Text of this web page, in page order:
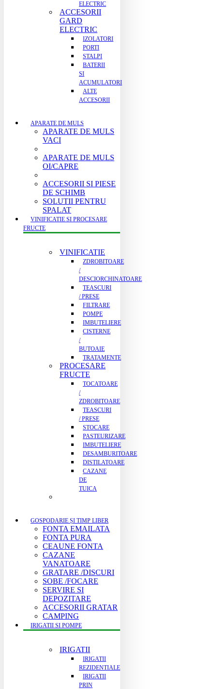
ELECTRIC
ACCESORII
GARD
ELECTRIC
IZOLATORI
PORTI
STALPI
BATERII
SI
ACUMULATORI
ALTE
ACCESORII
APARATE DE MULS
APARATE DE MULS
VACI
APARATE DE MULS
OI/CAPRE
ACCESORII SI PIESE
DE SCHIMB
SOLUTII PENTRU
SPALAT
VINIFICATIE SI PROCESARE
FRUCTE
VINIFICATIE
ZDROBITOARE
/
DESCIORCHINATOARE
TEASCURI
/ PRESE
FILTRARE
POMPE
IMBUTELIERE
CISTERNE
/
BUTOAIE
TRATAMENTE
PROCESARE
FRUCTE
TOCATOARE
/
ZDROBITOARE
TEASCURI
/ PRESE
STOCARE
PASTEURIZARE
IMBUTELIERE
DESAMBURITOARE
DISTILATOARE
CAZANE
DE
TUICA
GOSPODARIE ȘI TIMP LIBER
FONTA EMAILATA
FONTA PURA
CEAUNE FONTA
CAZANE
VANATOARE
GRATARE /DISCURI
SOBE /FOCARE
SERVIRE SI
DEPOZITARE
ACCESORII GRATAR
CAMPING
IRIGATII SI POMPE
IRIGATII
IRIGATII
REZIDENTIALE
IRIGATII
PRIN